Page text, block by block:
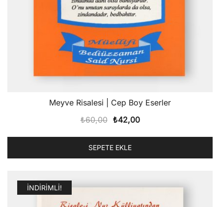
Meyve Risalesi | Cep Boy Eserler
₺60,00 Orijinal
₺60,00.
₺42,00Şu
₺42,00.
SEPETE EKLE
İNDIRIMLI!